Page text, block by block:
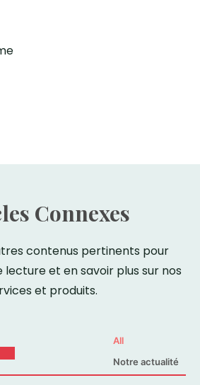
Connexes
contenus pertinents pour
et en savoir plus sur nos
et produits.
All
Notre actualité